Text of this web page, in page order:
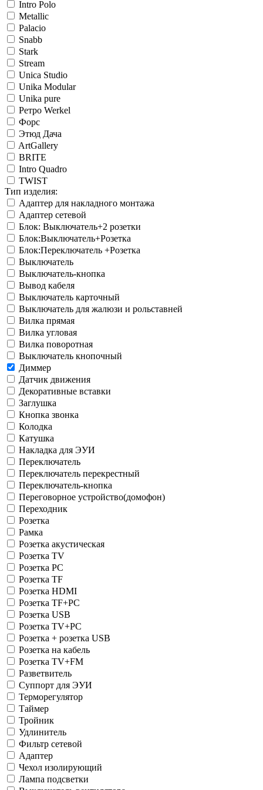
Intro Polo
Metallic
Palacio
Snabb
Stark
Stream
Unica Studio
Unika Modular
Unika pure
Ретро Werkel
Форс
Этюд Дача
ArtGallery
BRITE
Intro Quadro
TWIST
Тип изделия:
Адаптер для накладного монтажа
Адаптер сетевой
Блок: Выключатель+2 розетки
Блок:Выключатель+Розетка
Блок:Переключатель +Розетка
Выключатель
Выключатель-кнопка
Вывод кабеля
Выключатель карточный
Выключатель для жалюзи и рольставней
Вилка прямая
Вилка угловая
Вилка поворотная
Выключатель кнопочный
Диммер
Датчик движения
Декоративные вставки
Заглушка
Кнопка звонка
Колодка
Катушка
Накладка для ЭУИ
Переключатель
Переключатель перекрестный
Переключатель-кнопка
Переговорное устройство(домофон)
Переходник
Розетка
Рамка
Розетка акустическая
Розетка TV
Розетка PC
Розетка TF
Розетка HDMI
Розетка TF+PC
Розетка USB
Розетка TV+PC
Розетка + розетка USB
Розетка на кабель
Розетка TV+FM
Разветвитель
Суппорт для ЭУИ
Терморегулятор
Таймер
Тройник
Удлинитель
Фильтр сетевой
Адаптер
Чехол изолирующий
Лампа подсветки